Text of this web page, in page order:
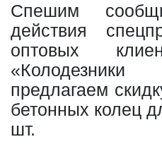
Спешим
действия
оптовых
предлагаем
бетонных колец
шт.